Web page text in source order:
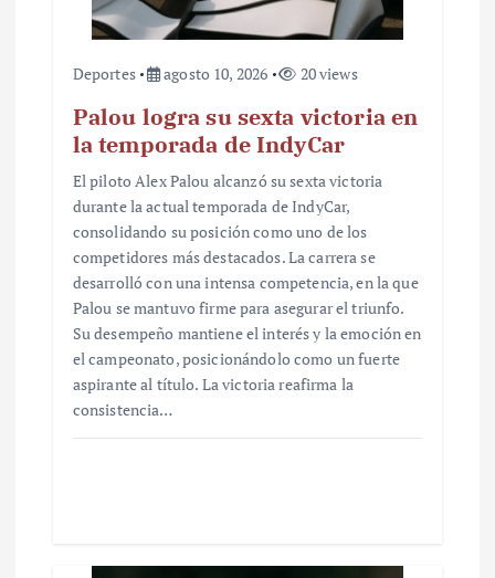
Deportes agosto 10, 2026 20 views
Palou logra su sexta victoria en
la temporada de IndyCar
El piloto Alex Palou alcanzó su sexta victoria
durante la actual temporada de IndyCar,
consolidando su posición como uno de los
competidores más destacados. La carrera se
desarrolló con una intensa competencia, en la que
Palou se mantuvo firme para asegurar el triunfo.
Su desempeño mantiene el interés y la emoción en
el campeonato, posicionándolo como un fuerte
aspirante al título. La victoria reafirma la
consistencia…